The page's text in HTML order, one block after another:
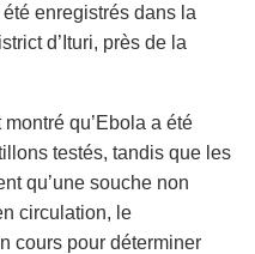
enregistrés dans la
d’Ituri, près de la
qu’Ebola a été
testés, tandis que les
qu’une souche non
circulation, le
cours pour déterminer